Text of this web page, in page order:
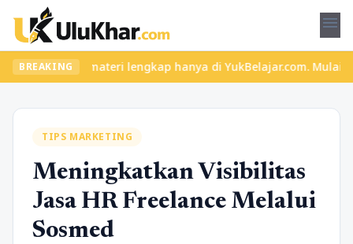
menu
BREAKING
dan materi lengkap hanya di YukBelajar.com. Mulai
TIPS MARKETING
Meningkatkan Visibilitas
Jasa HR Freelance Melalui
Sosmed